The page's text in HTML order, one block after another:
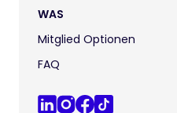
WAS
Mitglied Optionen
FAQ